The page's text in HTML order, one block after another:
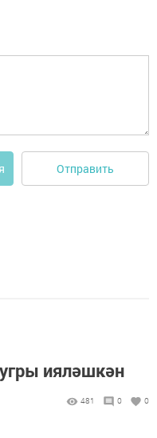
Отправить
ияләшкән
481 0 0